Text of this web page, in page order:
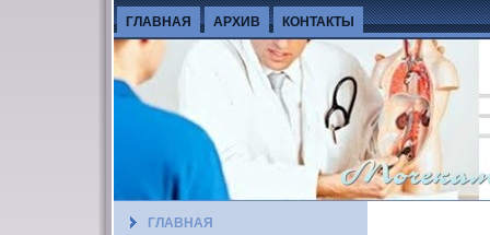
ГЛАВНАЯ АРХИВ КОНТАКТЫ
ГЛАВНАЯ